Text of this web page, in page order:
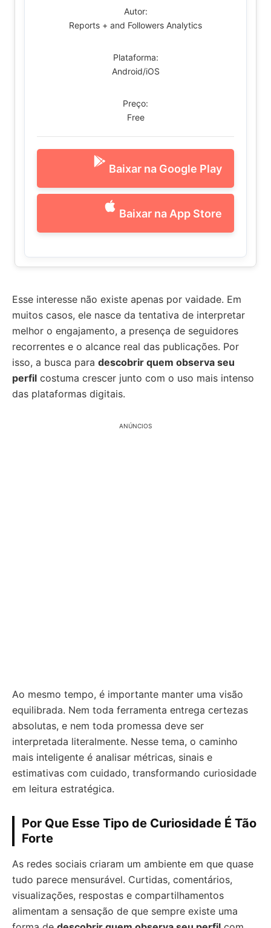
Autor:
Reports + and Followers Analytics
Plataforma:
Android/iOS
Preço:
Free
Baixar na Google Play
Baixar na App Store
Esse interesse não existe apenas por vaidade. Em
muitos casos, ele nasce da tentativa de interpretar
melhor o engajamento, a presença de seguidores
recorrentes e o alcance real das publicações. Por
isso, a busca para descobrir quem observa seu
perfil costuma crescer junto com o uso mais intenso
das plataformas digitais.
ANÚNCIOS
Ao mesmo tempo, é importante manter uma visão
equilibrada. Nem toda ferramenta entrega certezas
absolutas, e nem toda promessa deve ser
interpretada literalmente. Nesse tema, o caminho
mais inteligente é analisar métricas, sinais e
estimativas com cuidado, transformando curiosidade
em leitura estratégica.
Por Que Esse Tipo de Curiosidade É Tão
Forte
As redes sociais criaram um ambiente em que quase
tudo parece mensurável. Curtidas, comentários,
visualizações, respostas e compartilhamentos
alimentam a sensação de que sempre existe uma